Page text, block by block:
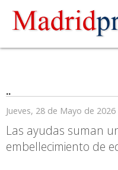
..
Jueves, 28 de Mayo de 2026
Las ayudas suman
embellecimiento de